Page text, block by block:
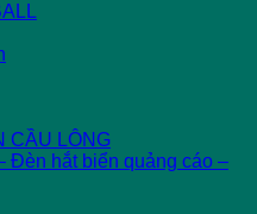
CẦU LÔNG
Đèn hắt biển quảng cáo –